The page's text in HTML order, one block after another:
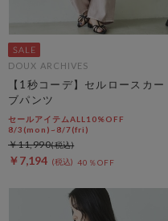
DOUX ARCHIVES
【1秒コーデ】セルロースカー
ブパンツ
セールアイテムALL10%OFF
8/3(mon)~8/7(fri)
￥7,194 40％OFF
￥11,990